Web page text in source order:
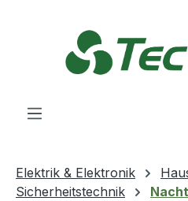
Elektrik & Elektronik
Sicherheitstechnik